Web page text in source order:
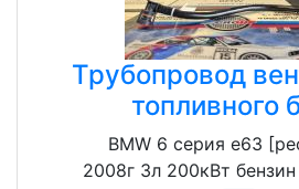
Трубопровод
топливного
BMW 6 серия e63
2008г 3л 200кВт